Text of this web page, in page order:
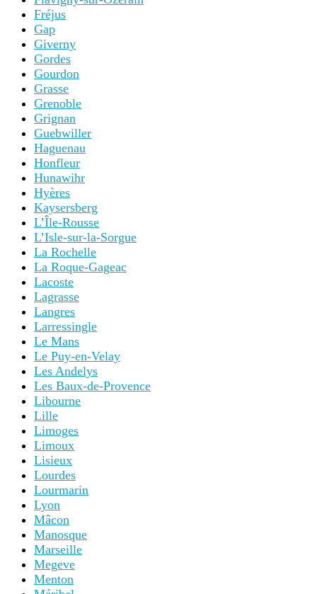
Fréjus
Gap
Giverny
Gordes
Gourdon
Grasse
Grenoble
Grignan
Guebwiller
Haguenau
Honfleur
Hunawihr
Hyères
Kaysersberg
L’Île-Rousse
L’Isle-sur-la-Sorgue
La Rochelle
La Roque-Gageac
Lacoste
Lagrasse
Langres
Larressingle
Le Mans
Le Puy-en-Velay
Les Andelys
Les Baux-de-Provence
Libourne
Lille
Limoges
Limoux
Lisieux
Lourdes
Lourmarin
Lyon
Mâcon
Manosque
Marseille
Megeve
Menton